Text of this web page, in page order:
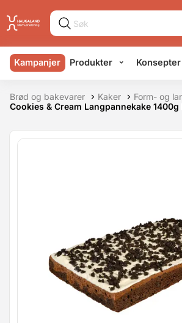
Kampanjer Produkter Konsepter
Brød og bakevarer Kaker
Form- og
Cookies & Cream Langpannekake 1400g